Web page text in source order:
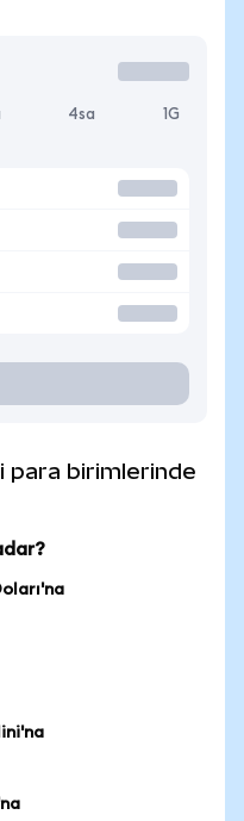
4sa 1G
para birimlerinde